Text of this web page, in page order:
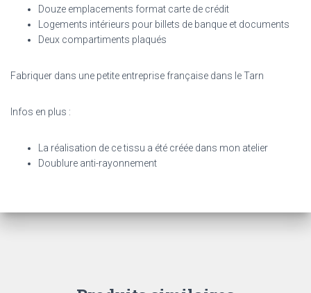
Douze emplacements format carte de crédit
Logements intérieurs pour billets de banque et documents
Deux compartiments plaqués
Fabriquer dans une petite entreprise française dans le Tarn
Infos en plus :
La réalisation de ce tissu a été créée dans mon atelier
Doublure anti-rayonnement